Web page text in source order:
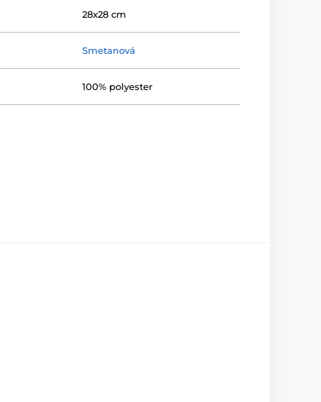
28x28 cm
Smetanová
100% polyester